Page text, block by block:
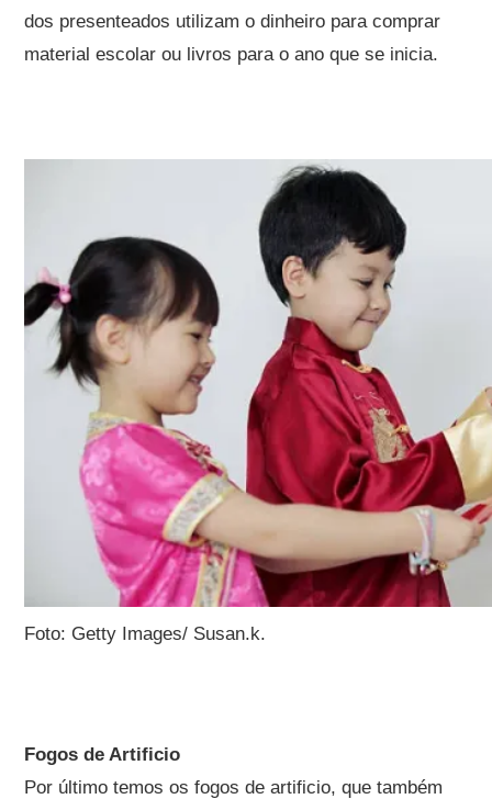
dos presenteados utilizam o dinheiro para comprar
material escolar ou livros para o ano que se inicia.
Foto: Getty Images/ Susan.k.
Fogos de Artificio
Por último temos os fogos de artificio, que também